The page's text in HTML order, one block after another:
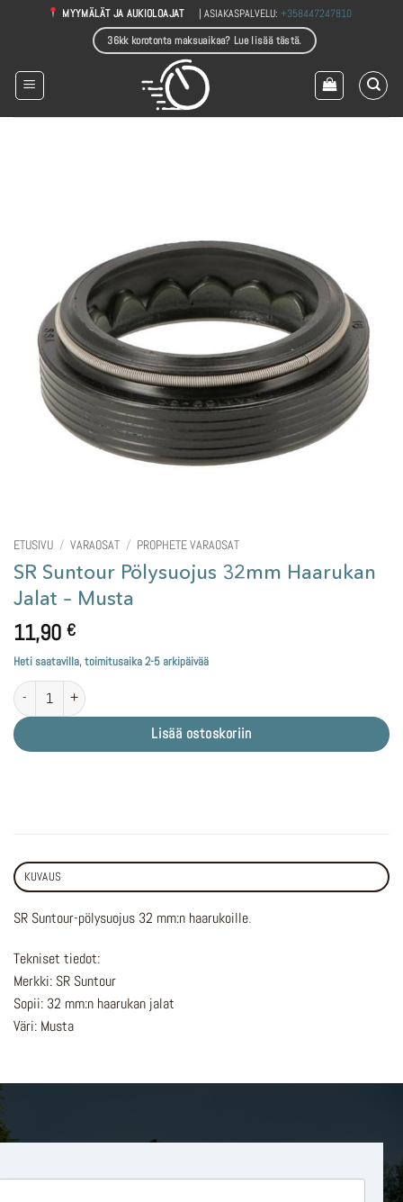
MYYMÄLÄT JA AUKIOLOAJAT | ASIAKASPALVELU:+358447247810
36kk korotonta maksuaikaa? Lue lisää tästä.
ETUSIVU / VARAOSAT / PROPHETE VARAOSAT
SR Suntour Pölysuojus 32mm Haarukan
Jalat – Musta
11,90 €
Heti saatavilla, toimitusaika 2-5 arkipäivää
SR Suntour Pölysuojus 32mm Haarukan Jalat - Musta määrä
Lisää ostoskoriin
KUVAUS
SR Suntour-pölysuojus 32 mm:n haarukoille.
Tekniset tiedot:
Merkki: SR Suntour
Sopii: 32 mm:n haarukan jalat
Väri: Musta